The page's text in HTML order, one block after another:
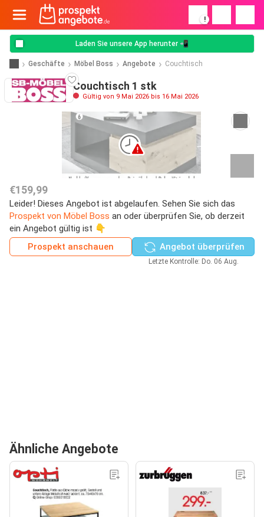
!
Laden Sie unsere App herunter 📲
Geschäfte Möbel Boss Angebote Couchtisch
Couchtisch 1 stk
Gültig von 9 Mai 2026 bis 16 Mai 2026
€159,99
Leider! Dieses Angebot ist abgelaufen. Sehen Sie sich das
Prospekt von Möbel Boss an oder überprüfen Sie, ob derzeit
ein Angebot gültig ist 👇
Prospekt anschauen
Angebot überprüfen
Letzte Kontrolle: Do. 06 Aug.
Ähnliche Angebote